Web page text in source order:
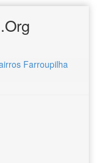
Farroupilha